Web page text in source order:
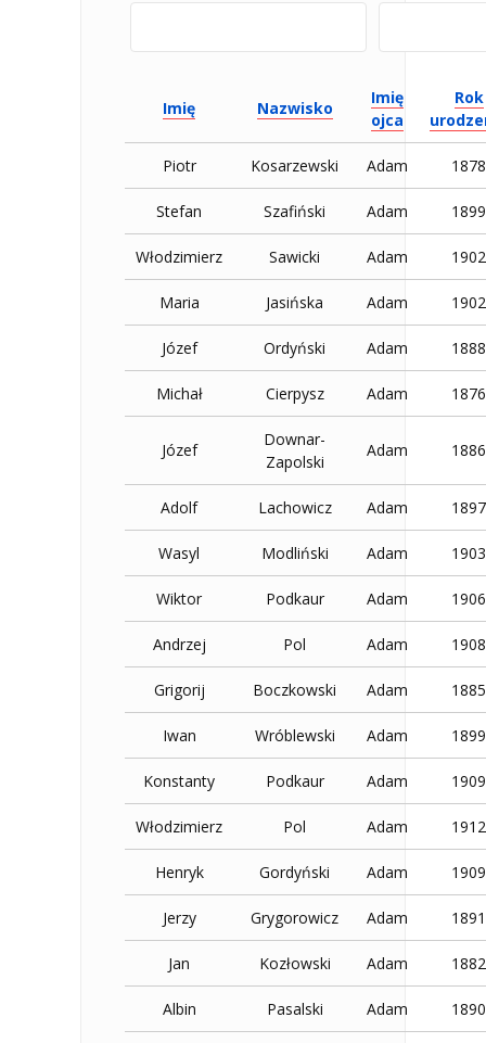
Imię Nazwisko
Imię
ojca
Rok
Piotr Kosarzewski Adam 1878
Stefan Szafiński Adam 1899
Włodzimierz Sawicki Adam 1902
Maria Jasińska Adam 1902
Józef Ordyński Adam 1888
Michał Cierpysz Adam 1876
Józef
Downar-
Zapolski
Adam 1886
Adolf Lachowicz Adam 1897
Wasyl Modliński Adam 1903
Wiktor Podkaur Adam 1906
Andrzej Pol Adam 1908
Grigorij Boczkowski Adam 1885
Iwan Wróblewski Adam 1899
Konstanty Podkaur Adam 1909
Włodzimierz Pol Adam 1912
Henryk Gordyński Adam 1909
Jerzy Grygorowicz Adam 1891
Jan Kozłowski Adam 1882
Albin Pasalski Adam 1890